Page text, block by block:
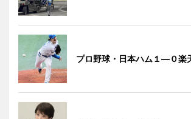
プロ野球・日本ハム１―０楽